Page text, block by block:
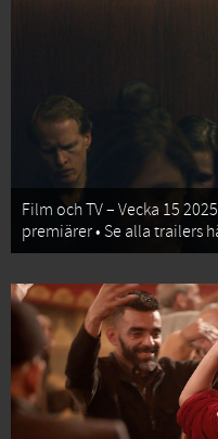
Film och TV – Vecka 15
premiärer • Se alla trailers